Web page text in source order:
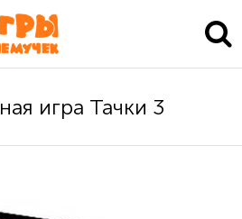
игра Тачки 3